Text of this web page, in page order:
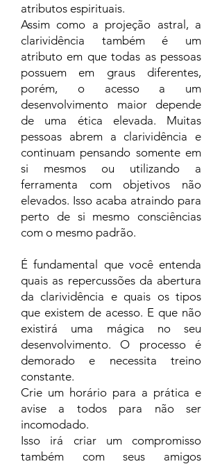
atributos espirituais.
Assim como a projeção astral, a
clarividência também é um
atributo em que todas as pessoas
possuem em graus diferentes,
porém, o acesso a um
desenvolvimento maior depende
de uma ética elevada. Muitas
pessoas abrem a clarividência e
continuam pensando somente em
si mesmos ou utilizando a
ferramenta com objetivos não
elevados. Isso acaba atraindo para
perto de si mesmo consciências
com o mesmo padrão.
É fundamental que você entenda
quais as repercussões da abertura
da clarividência e quais os tipos
que existem de acesso. E que não
existirá uma mágica no seu
desenvolvimento. O processo é
demorado e necessita treino
constante.
Crie um horário para a prática e
avise a todos para não ser
incomodado.
Isso irá criar um compromisso
também com seus amigos